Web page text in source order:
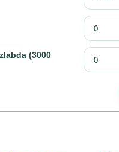
(3000